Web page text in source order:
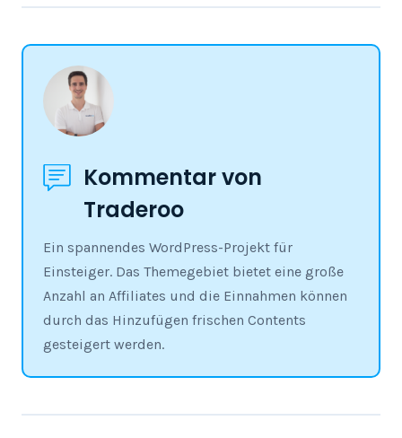
Kommentar von
Traderoo
Ein spannendes WordPress-Projekt für
Einsteiger. Das Themegebiet bietet eine große
Anzahl an Affiliates und die Einnahmen können
durch das Hinzufügen frischen Contents
gesteigert werden.